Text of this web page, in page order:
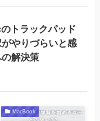
のトラックパッド
やりづらいと感
の解決策
MacBook